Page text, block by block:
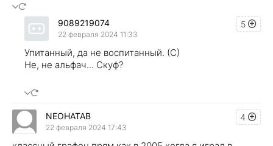
5
9089219074
22 февраля 2024 11:33
Упитанный, да не воспитанный. (С)
Не, не альфач... Скуф?
4
NEOHATAB
22 февраля 2024 17:43